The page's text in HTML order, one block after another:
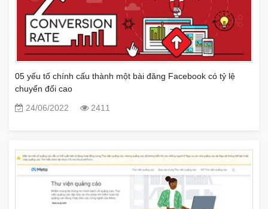
05 yếu tố chính cấu thành một bài đăng Facebook có tỷ lệ
chuyển đổi cao
24/06/2022
2411